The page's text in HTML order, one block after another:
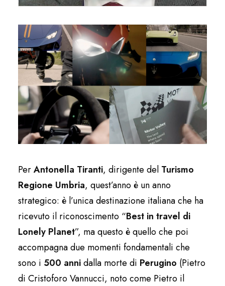
PerAntonella Tiranti, dirigente del Turismo
Regione Umbria, quest’anno è un anno
strategico: è l’unica destinazione italiana che ha
ricevuto il riconoscimento “Best in travel di
Lonely Planet”, ma questo è quello che poi
accompagna due momenti fondamentali che
sono i 500 annidalla morte di Perugino (Pietro
di Cristoforo Vannucci, noto come Pietro il